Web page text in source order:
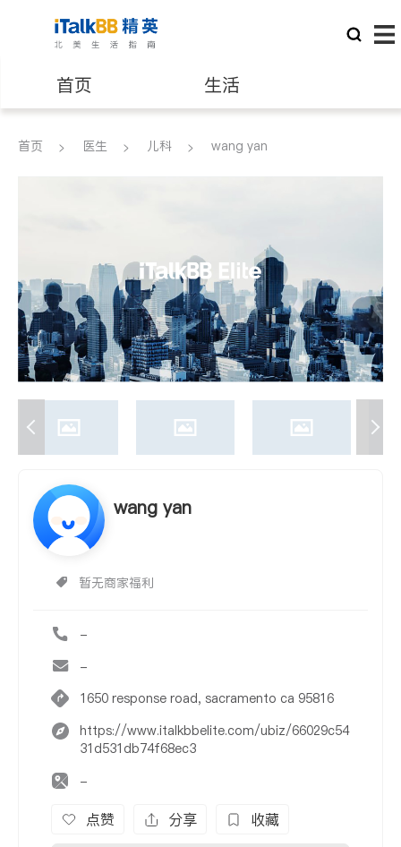
首页 生活
医生 律师
养老 非盈利组织
首页 医生 儿科 wang yan
wang yan
暂无商家福利
-
-
1650 response road, sacramento ca 95816
https://www.italkbbelite.com/ubiz/66029c54
31d531db74f68ec3
-
点赞 分享 收藏